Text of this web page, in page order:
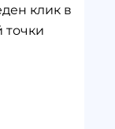
клик в
точки